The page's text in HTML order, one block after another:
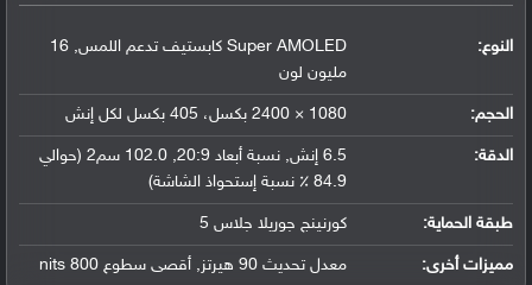
النوع:
Super AMOLED كابستيف تدعم اللمس, 16
مليون لون
الحجم: 1080 × 2400 بكسل، 405 بكسل لكل إنش
الدقة:
6.5 إنش, نسبة أبعاد 20:9, 102.0 سم2 (حوالي
84.9 ٪ نسبة إستحواذ الشاشة)
طبقة الحماية: كورنينج جوريلا جلاس 5
مميزات أخرى: معدل تحديث 90 هيرتز, أقصى سطوع 800 nits